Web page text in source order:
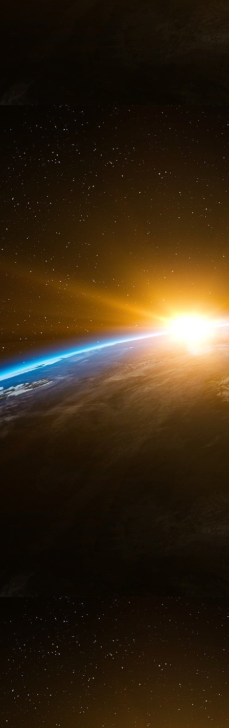
entreprises de promotion de la « santé
2030 des Objectifs du développement durable
« Global Citizens » se présente comme un «
de combattre l’extrême pauvreté. Ses
catalogue des grands de ce monde. Cette
le Canada pour son action en faveur de «
une seule institution ou association caritative
Outre ses entretiens apparemment
Ambani, ainsi que les responsables de la
Sachs a évoqué ses pourparlers avec le
pouvoir compter sur le FMI qui l’a assuré,
du Pacte. Le conseiller du pape François
également annoncé aux participants à l’«
l’ONG Global Citizens comprend « de
les plus célèbres du monde ».
Mieux : Greta Thunberg et d’autres jeunes
Jeffrey Sachs a en outre déclaré qu’en
pourrait de « scolariser tous les enfants
programmes d’éducation de l’UNESCO ?
« Le pape François est notre plus grand
lorsque le pape François appelle à un
l’occasion pour mobiliser le financement de
seulement une grande idée », a-t-il lancé aux
Jeffrey Sachs préconise depuis longtemps
Afrique subsaharienne, en éduquant les
les options de contraception ». Il est lui-
pour réparer les ratés de la contraception.
D’ailleurs, le « lien de causalité » entre le
a été soulevé lors de cet atelier de deux jours
Dans un exposé sur « l’interaction de
population », David E. Bloom, professeur
souligné comme un élément positif le fait que